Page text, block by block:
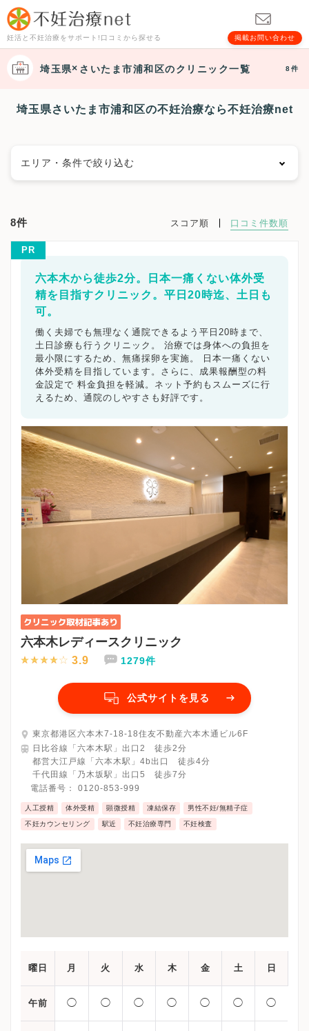
妊活と不妊治療をサポート!口コミから探せる 掲載お問い合わせ
埼玉県 さいたま市浦和区のクリニック一覧 8件
埼玉県さいたま市浦和区の不妊治療なら不妊治療net
エリア・条件で絞り込む
さいたま市大宮区
さいたま市南区
さいたま市緑区
さいたま市岩槻区
川越市
熊谷市 川口市 行田市 秩父市
所沢市
飯能市
羽生市
鴻巣市 深谷市 上尾市
越谷市
蕨市
戸田市 入間市 朝霞市 志木市
和光市
新座市
桶川市 久喜市 北本市 八潮市
富士見市
三郷市
蓮田市 坂戸市 幸手市 鶴ヶ島市
日高市
吉川市
ふじみ野市 白岡市 埼玉県その他地域
キーワードで絞る
不妊カウンセリング ブライダルチェック
不妊検査
タイミング療法
人工授精 体外受精
顕微授精
先進医療
男性不妊/無精子症 ED治療
漢方処方
プラセンタ
不育症 子宮鏡検査 腹腔鏡手術
女医在籍
不妊治療専門 凍結保存
電子決済可
マイナ受付
クレジットカード利用可
8件 スコア順 口コミ件数順
PR
六本木から徒歩2分。日本一痛くない体外受
精を目指すクリニック。平日20時迄、土日も
可。
働く夫婦でも無理なく通院できるよう平日20時まで、
土日診療も行うクリニック。 治療では身体への負担を
最小限にするため、無痛採卵を実施。 日本一痛くない
体外受精を目指しています。さらに、成果報酬型の料
金設定で 料金負担を軽減。ネット予約もスムーズに行
えるため、通院のしやすさも好評です。
六本木レディースクリニック
3.9 1279件
公式サイトを見る
東京都港区六本木7-18-18住友不動産六本木通ビル6F
日比谷線「六本木駅」出口2 徒歩2分
都営大江戸線「六本木駅」4b出口 徒歩4分
千代田線「乃木坂駅」出口5 徒歩7分
電話番号： 0120-853-999
人工授精 体外受精 顕微授精 凍結保存 男性不妊/無精子症
不妊カウンセリング 駅近 不妊治療専門 不妊検査
曜日 月 火 水 木 金 土 日
午前 ◯ ◯ ◯ ◯ ◯ ◯ ◯